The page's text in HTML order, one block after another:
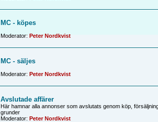
MC - köpes
Moderator: Peter Nordkvist
MC - säljes
Moderator: Peter Nordkvist
Avslutade affärer
Här hamnar alla annonser som avslutats genom köp,
grunder
Moderator: Peter Nordkvist